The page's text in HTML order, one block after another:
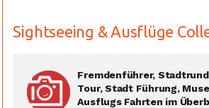
Sightseeing & Ausflüge
Fremdenführer,
Tour, Stadt Führung,
Ausflugs Fahrten im